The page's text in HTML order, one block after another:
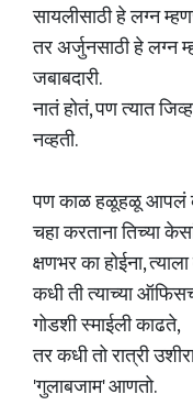
सायलीसाठी हे लग्न
तर अर्जुनसाठी हे
जबाबदारी.
नातं होतं, पण त्यात
नव्हती.
पण काळ हळूहळू आपलं
चहा करताना तिच्या
क्षणभर का होईना,
कधी ती त्याच्या
गोडशी स्माईली काढते,
तर कधी तो रात्री
'गुलाबजाम' आणतो.